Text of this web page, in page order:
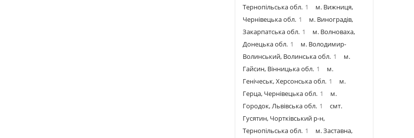
Тернопільська обл. 1
м. Вижниця,
Чернівецька обл. 1
м. Виноградів,
Закарпатська обл. 1
м. Волноваха,
Донецька обл. 1
м. Володимир-
Волинський, Волинська обл. 1
м.
Гайсин, Вінницька обл. 1
м.
Генічеськ, Херсонська обл. 1
м.
Герца, Чернівецька обл. 1
м.
Городок, Львівська обл. 1
смт.
Гусятин, Чортківський р-н,
Тернопільська обл. 1
м. Заставна,